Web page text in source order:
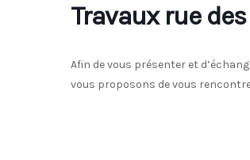
Travaux rue
Afin de vous présenter et
vous proposons de vous